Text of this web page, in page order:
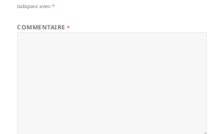
indiqués avec*
COMMENTAIRE*